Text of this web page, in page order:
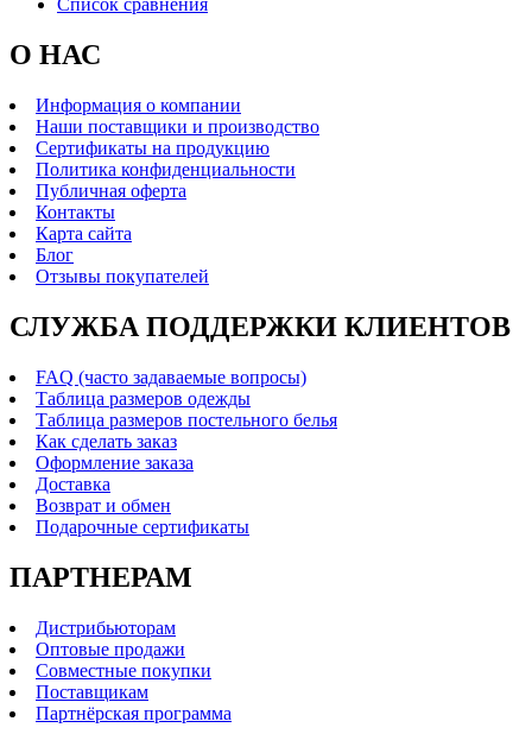
Список сравнения
О НАС
Информация о компании
Наши поставщики и производство
Сертификаты на продукцию
Политика конфиденциальности
Публичная оферта
Контакты
Карта сайта
Блог
Отзывы покупателей
СЛУЖБА ПОДДЕРЖКИ КЛИЕНТОВ
FAQ (часто задаваемые вопросы)
Таблица размеров одежды
Таблица размеров постельного белья
Как сделать заказ
Оформление заказа
Доставка
Возврат и обмен
Подарочные сертификаты
ПАРТНЕРАМ
Дистрибьюторам
Оптовые продажи
Совместные покупки
Поставщикам
Партнёрская программа